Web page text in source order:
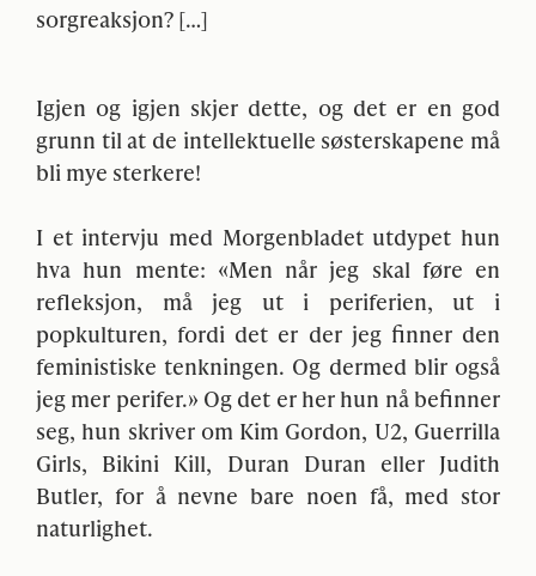
sorgreaksjon? […]
Igjen og igjen skjer dette, og det er en god
grunn til at de intellektuelle søsterskapene må
bli mye sterkere!
I et intervju med Morgenbladet utdypet hun
hva hun mente: «Men når jeg skal føre en
refleksjon, må jeg ut i periferien, ut i
popkulturen, fordi det er der jeg finner den
feministiske tenkningen. Og dermed blir også
jeg mer perifer.» Og det er her hun nå befinner
seg, hun skriver om Kim Gordon, U2, Guerrilla
Girls, Bikini Kill, Duran Duran eller Judith
Butler, for å nevne bare noen få, med stor
naturlighet.